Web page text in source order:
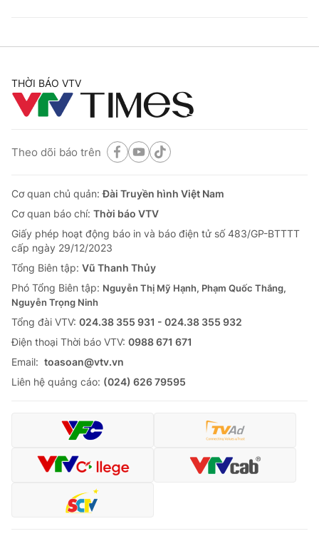
THỜI BÁO VTV
Theo dõi báo trên
Cơ quan chủ quản:Đài Truyền hình Việt Nam
Cơ quan báo chí: Thời báo VTV
Giấy phép hoạt động báo in và báo điện tử số 483/GP-BTTTT
cấp ngày 29/12/2023
Tổng Biên tập: Vũ Thanh Thủy
Phó Tổng Biên tập: Nguyễn Thị Mỹ Hạnh, Phạm Quốc Thắng,
Nguyễn Trọng Ninh
Tổng đài VTV: 024.38 355 931 - 024.38 355 932
Ðiện thoại Thời báo VTV: 0988 671 671
Email: toasoan@vtv.vn
Liên hệ quảng cáo: (024) 626 79595